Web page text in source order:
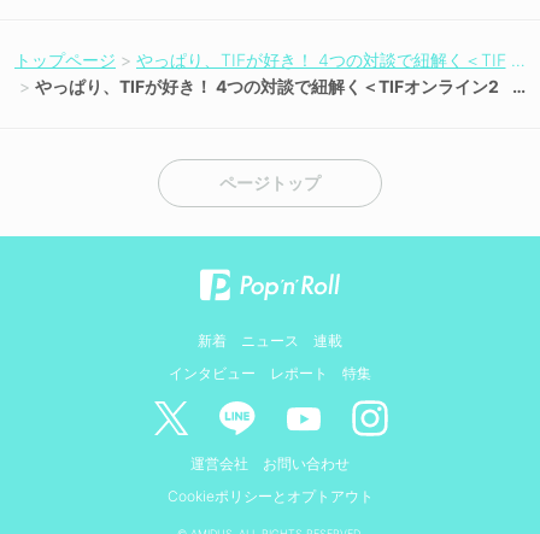
トップページ
やっぱり、TIFが好き！ 4つの対談で紐解く＜TIF
オンライン2020＞の可能性
やっぱり、TIFが好き！ 4つの対談で紐解く＜TIFオンライン2
ページトップ
新着 ニュース
連載
インタビュー
レポート 特集
運営会社
お問い合わせ
Cookieポリシーとオプトアウト